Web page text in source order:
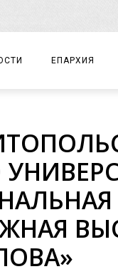
ЕПАРХИЯ
ДОКУМЕНТЫ
ДУХОВЕНСТВО
БЛАГОЧИНИЯ